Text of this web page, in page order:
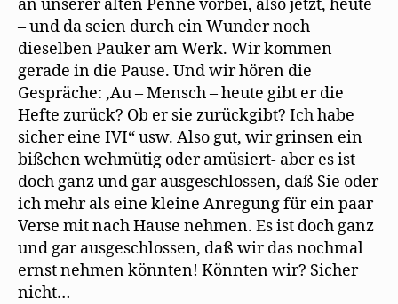
an unserer alten Penne vorbei, also jetzt, heute
– und da seien durch ein Wunder noch
dieselben Pauker am Werk. Wir kommen
gerade in die Pause. Und wir hören die
Gespräche: ,Au – Mensch – heute gibt er die
Hefte zurück? Ob er sie zurückgibt? Ich habe
sicher eine IVI“ usw. Also gut, wir grinsen ein
bißchen wehmütig oder amüsiert- aber es ist
doch ganz und gar ausgeschlossen, daß Sie oder
ich mehr als eine kleine Anregung für ein paar
Verse mit nach Hause nehmen. Es ist doch ganz
und gar ausgeschlossen, daß wir das nochmal
ernst nehmen könnten! Könnten wir? Sicher
nicht…